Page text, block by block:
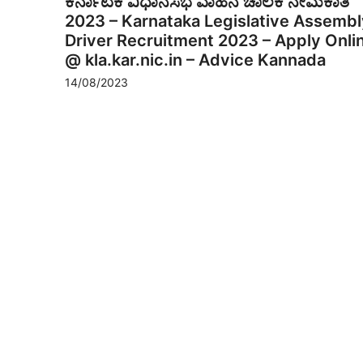
2023 – Karnataka Legislative
Driver Recruitment 2023 – Apply
@ kla.kar.nic.in – Advice Kannada
14/08/2023